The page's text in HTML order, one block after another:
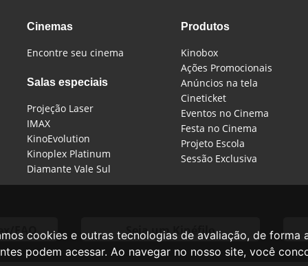
cookies e outras tecnologias de avaliação, de
podem acessar. Ao navegar no nosso site, você
Cinemas
Encontre seu cinema
Salas especiais
Projeção Laser
IMAX
KinoEvolution
Kinoplex Platinum
Diamante Vale Sul
Produtos
Kinobox
Ações Promocionais
Anúncios na tela
Cineticket
Eventos no Cinema
Festa no Cinema
Projeto Escola
Sessão Exclusiva
FAQ Seja um Kinéfilo